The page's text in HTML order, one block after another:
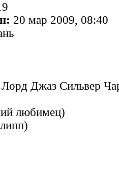
20 мар 2009, 08:40
Лорд Джаз Сильвер
любимец)